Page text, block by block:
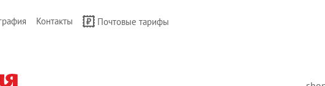
Контакты Почтовые тарифы